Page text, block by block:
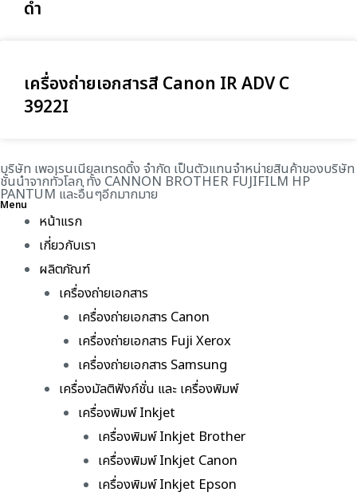
ดำ
เครื่องถ่ายเอกสารสี Canon IR ADV C
3922I
บริษัท เพอเรนเนียลเทรดดิ้ง จำกัด เป็นตัวแทนจำหน่ายสินค้าของบริษัท
ชั้นนำจากทั่วโลก ทั้ง CANNON BROTHER FUJIFILM HP
PANTUM และอื่นๆอีกมากมาย
Menu
หน้าแรก
เกี่ยวกับเรา
ผลิตภัณฑ์
เครื่องถ่ายเอกสาร
เครื่องถ่ายเอกสาร Canon
เครื่องถ่ายเอกสาร Fuji Xerox
เครื่องถ่ายเอกสาร Samsung
เครื่องมัลติฟังก์ชั่น และ เครื่องพิมพ์
เครื่องพิมพ์ Inkjet
เครื่องพิมพ์ Inkjet Brother
เครื่องพิมพ์ Inkjet Canon
เครื่องพิมพ์ Inkjet Epson